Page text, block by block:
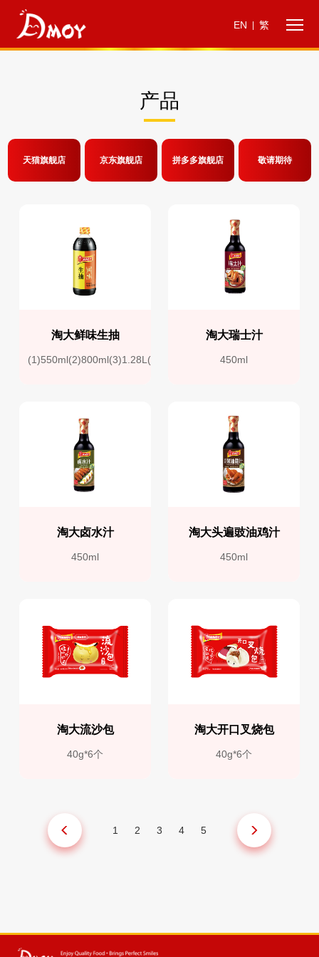
EN 繁
产品
天猫旗舰店 京东旗舰店 拼多多旗舰店 敬请期待
淘大鲜味生抽
(1)550ml(2)800ml(3)1.28L(4)1.9L
淘大瑞士汁
450ml
淘大卤水汁
450ml
淘大头遍豉油鸡汁
450ml
淘大流沙包
40g*6个
淘大开口叉烧包
40g*6个
1 2 3 4 5